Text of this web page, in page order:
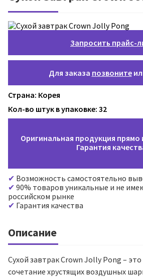
Запросить прайс-
Для заказа позвоните
Страна: Корея
Кол-во штук в упаковке: 32
Оригинальная продукция
Гарантия
Возможность самостоятельно
90% товаров уникальные и не
российском рынке
Гарантия качества
Описание
Сухой завтрак Crown Jolly Pong –
сочетание хрустящих воздушных